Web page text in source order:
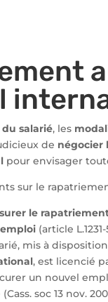
salarié, les
de négocier
pour envisager
sur le
le
(article
mis à
, est licencié
un nouvel
soc 13 nov.